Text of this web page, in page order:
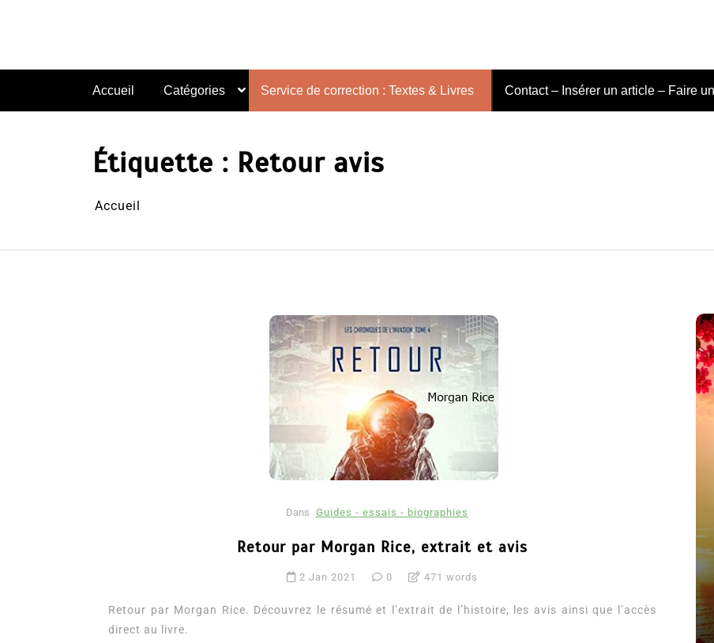
Accueil Catégories Service de correction : Textes & Livres Contact – Insérer un article – Faire
Étiquette : Retour avis
Accueil
Dans Guides - essais - biographies
Retour par Morgan Rice, extrait et avis
2 Jan 2021 0 471 words
Retour par Morgan Rice. Découvrez le résumé et l’extrait de l’histoire, les avis ainsi que l’accès
direct au livre.
Romance
Romances – l’actualité : été
2026
6 Juil 2026